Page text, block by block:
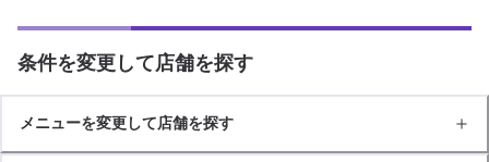
条件を変更して店舗を探す
メニューを変更して店舗を探す